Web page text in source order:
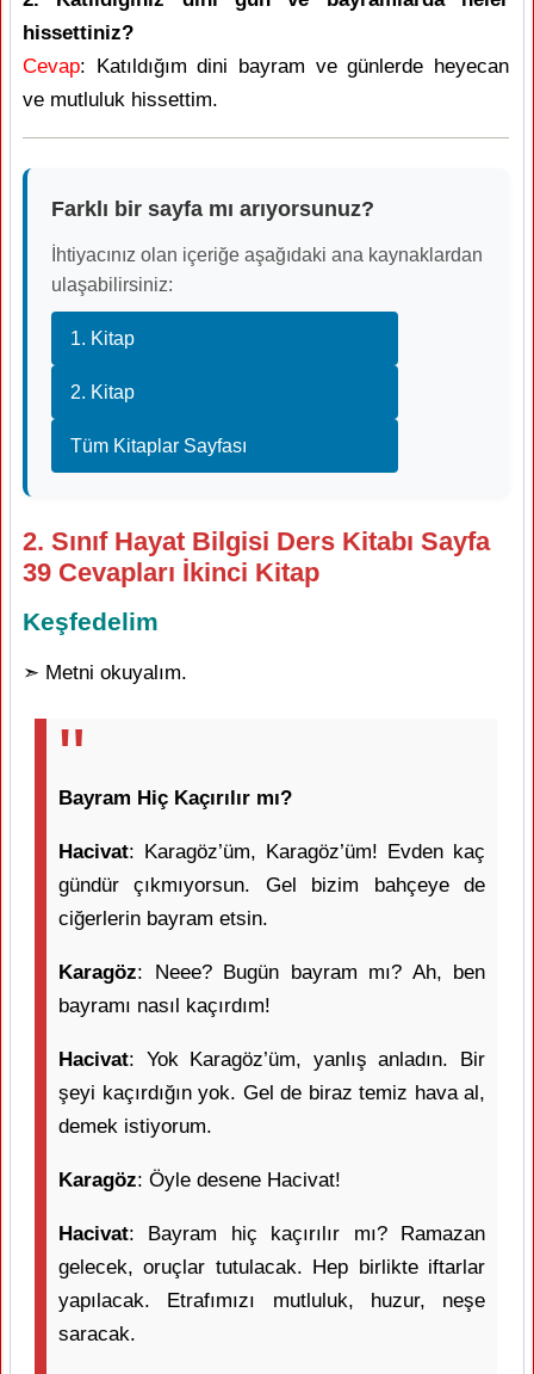
hissettiniz?
Cevap: Katıldığım dini bayram ve günlerde heyecan
ve mutluluk hissettim.
Farklı bir sayfa mı arıyorsunuz?
İhtiyacınız olan içeriğe aşağıdaki ana kaynaklardan
ulaşabilirsiniz:
1. Kitap
2. Kitap
Tüm Kitaplar Sayfası
2. Sınıf Hayat Bilgisi Ders Kitabı Sayfa
39 Cevapları İkinci Kitap
Keşfedelim
➣ Metni okuyalım.
Bayram Hiç Kaçırılır mı?
Hacivat: Karagöz’üm, Karagöz’üm! Evden kaç
gündür çıkmıyorsun. Gel bizim bahçeye de
ciğerlerin bayram etsin.
Karagöz: Neee? Bugün bayram mı? Ah, ben
bayramı nasıl kaçırdım!
Hacivat: Yok Karagöz’üm, yanlış anladın. Bir
şeyi kaçırdığın yok. Gel de biraz temiz hava al,
demek istiyorum.
Karagöz: Öyle desene Hacivat!
Hacivat: Bayram hiç kaçırılır mı? Ramazan
gelecek, oruçlar tutulacak. Hep birlikte iftarlar
yapılacak. Etrafımızı mutluluk, huzur, neşe
saracak.